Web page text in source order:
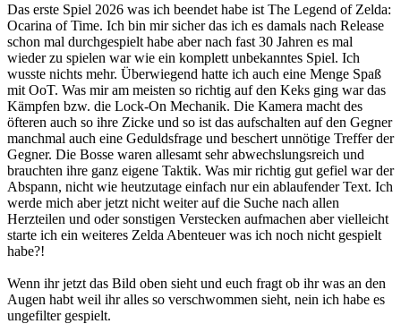
Das erste Spiel 2026 was ich beendet habe ist The Legend of Zelda:
Ocarina of Time. Ich bin mir sicher das ich es damals nach Release
schon mal durchgespielt habe aber nach fast 30 Jahren es mal
wieder zu spielen war wie ein komplett unbekanntes Spiel. Ich
wusste nichts mehr. Überwiegend hatte ich auch eine Menge Spaß
mit OoT. Was mir am meisten so richtig auf den Keks ging war das
Kämpfen bzw. die Lock-On Mechanik. Die Kamera macht des
öfteren auch so ihre Zicke und so ist das aufschalten auf den Gegner
manchmal auch eine Geduldsfrage und beschert unnötige Treffer der
Gegner. Die Bosse waren allesamt sehr abwechslungsreich und
brauchten ihre ganz eigene Taktik. Was mir richtig gut gefiel war der
Abspann, nicht wie heutzutage einfach nur ein ablaufender Text. Ich
werde mich aber jetzt nicht weiter auf die Suche nach allen
Herzteilen und oder sonstigen Verstecken aufmachen aber vielleicht
starte ich ein weiteres Zelda Abenteuer was ich noch nicht gespielt
habe?!
Wenn ihr jetzt das Bild oben sieht und euch fragt ob ihr was an den
Augen habt weil ihr alles so verschwommen sieht, nein ich habe es
ungefilter gespielt.